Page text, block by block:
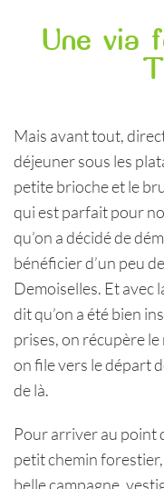
Une via
Mais avant tout,
déjeuner sous les
petite brioche et le
qui est parfait pour
qu’on a décidé de
bénéficier d’un peu
Demoiselles. Et avec
dit qu’on a été bien
prises, on récupère le
on file vers le départ
de là.
Pour arriver au point
petit chemin
belle campagne,